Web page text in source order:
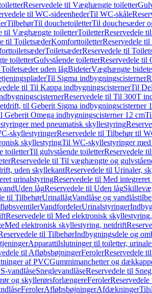
Reservedele til Væghængte toiletter
til WC-sideenhederTil WC-skåle
TilbehørTil douchetoiletterTil douchesæder
til Væghængte toiletterToiletterReservedele
til ToiletsæderKomforttoiletterReservedele
ToiletsæderReservedele til
toiletterGulvstående toiletterReservedele til
uden lågBideterVæghængte
Til Sigma indbygningscisterner
til Til Kappa indbygningscisternerTil
Reservedele til Til 300T
til Geberit Sigma indbygningscisterner
Omega indbygningscisterner 12 cm
med pneumatisk skyllestyring
skyllestyringerReservedele til Tilbehør til
skyllestyringTil WC-skyllestyringer
toiletterTil gulvstående toiletterReservedele
Reservedele til Til væghængte og
uden skyllekantReservedele til Urinaler,
urinalstyringReservedele til Med
Uden lågReservedele til Uden låg
til TilbehørUrinallågVandlåse og
VandfordelerUrinalstyringer
Reservedele til Med elektronisk
Med elektronisk skyllestyring, netdrift
til TilbehørIndbygningsdele og
Apparattilslutninger til toiletter,
til AfløbsbøjningerFerolerReservedele
af PVCGummimanchetter og
vandlåseSneglevandlåseReservedele til
og skyllerørsforlængereFeroler
FerolerAfløbsbøjningerAfdækninger